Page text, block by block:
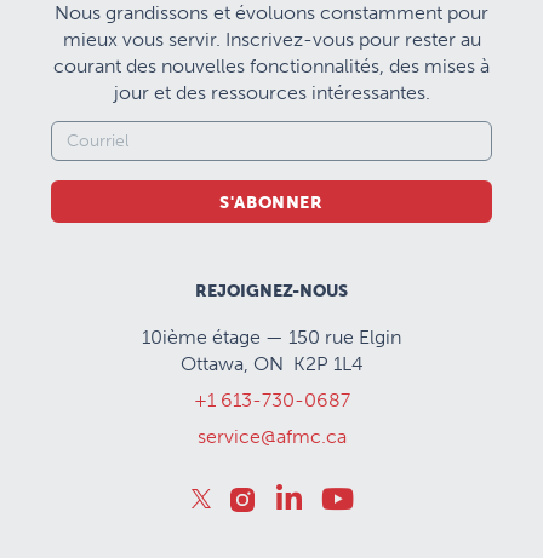
Nous grandissons et évoluons constamment pour
mieux vous servir. Inscrivez-vous pour rester au
courant des nouvelles fonctionnalités, des mises à
jour et des ressources intéressantes.
S'ABONNER
REJOIGNEZ-NOUS
10ième étage — 150 rue Elgin
Ottawa, ON K2P 1L4
+1 613-730-0687
service@afmc.ca